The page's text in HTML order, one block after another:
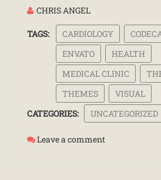
CHRIS ANGEL
TAGS: CARDIOLOGY
ENVATO
HEALTH
MEDICAL CLINIC
THEMES
VISUAL
CATEGORIES:
UNCATEGORIZED
Leave a comment